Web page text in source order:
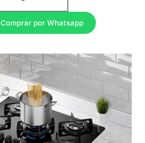
Comprar por Whatsapp